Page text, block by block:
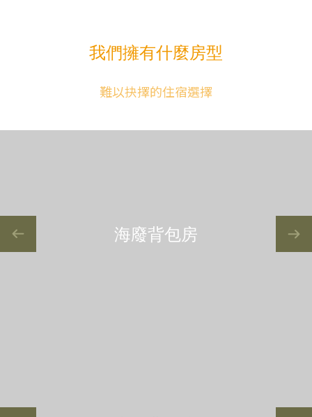
我們擁有什麼房型
難以抉擇的住宿選擇
海廢背包房